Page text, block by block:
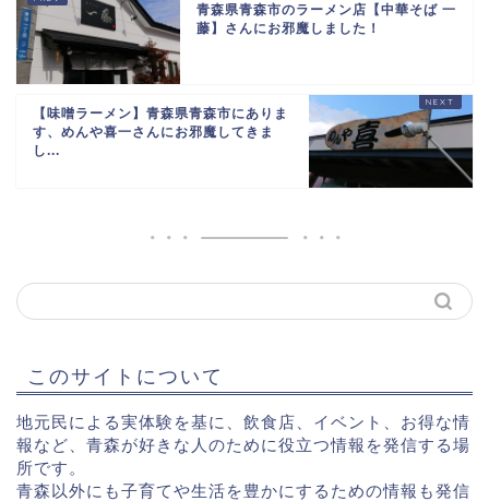
青森県青森市のラーメン店【中華そば 一
藤】さんにお邪魔しました！
【味噌ラーメン】青森県青森市にありま
す、めんや喜一さんにお邪魔してきま
し...
このサイトについて
地元民による実体験を基に、飲食店、イベント、お得な情
報など、青森が好きな人のために役立つ情報を発信する場
所です。
青森以外にも子育てや生活を豊かにするための情報も発信